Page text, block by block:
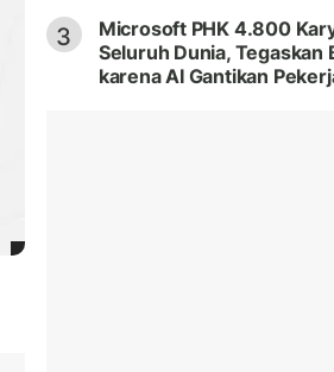
3
Microsoft PHK 4.800
Seluruh Dunia, Tegaskan
karena AI Gantikan